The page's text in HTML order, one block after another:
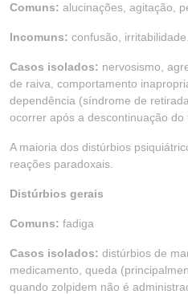
Comuns: alucinações, agitação,
Incomuns: confusão, irritabilidade.
Casos isolados: nervosismo,
de raiva, comportamento
dependência (síndrome de
ocorrer após a descontinuação do
A maioria dos distúrbios
reações paradoxais.
Distúrbios gerais
Comuns: fadiga
Casos isolados: distúrbios de
medicamento, queda
quando zolpidem não é